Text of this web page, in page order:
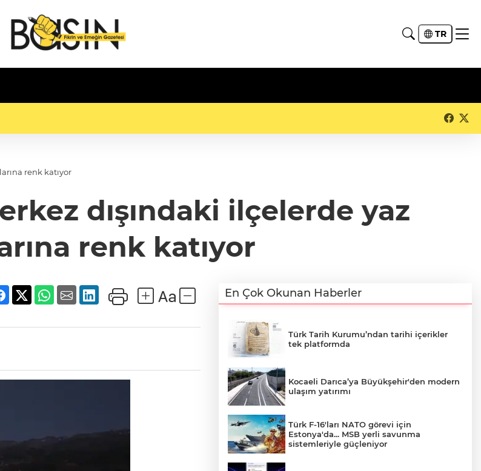
TR
renk katıyor
dışındaki ilçelerde yaz
renk katıyor
En Çok Okunan Haberler
Türk Tarih Kurumu’ndan tarihi içerikler
tek platformda
Kocaeli Darıca’ya Büyükşehir'den modern
ulaşım yatırımı
Türk F-16'ları NATO görevi için
Estonya'da... MSB yerli savunma
sistemleriyle güçleniyor